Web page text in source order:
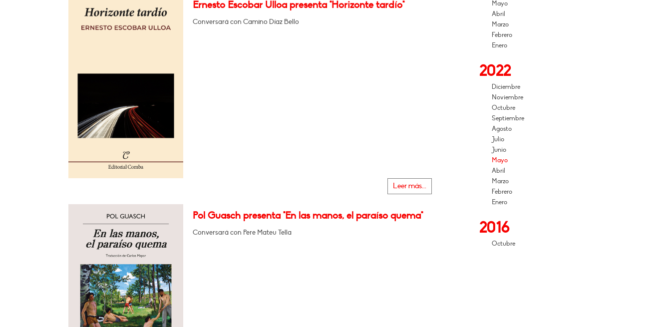
Ernesto Escobar Ulloa presenta "Horizonte tardío"
Conversará con Camino Díaz Bello
Leer más...
Pol Guasch presenta "En las manos, el paraíso quema"
Conversará con Pere Mateu Tella
Mayo
Abril
Marzo
Febrero
Enero
2022
Diciembre
Noviembre
Octubre
Septiembre
Agosto
Julio
Junio
Mayo
Abril
Marzo
Febrero
Enero
2016
Octubre